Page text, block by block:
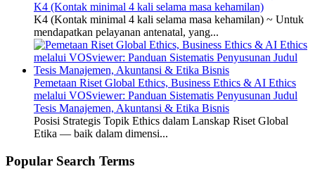
K4 (Kontak minimal 4 kali selama masa kehamilan)
K4 (Kontak minimal 4 kali selama masa kehamilan) ~ Untuk
mendapatkan pelayanan antenatal, yang...
Pemetaan Riset Global Ethics, Business Ethics & AI Ethics
melalui VOSviewer: Panduan Sistematis Penyusunan Judul
Tesis Manajemen, Akuntansi & Etika Bisnis
Posisi Strategis Topik Ethics dalam Lanskap Riset Global
Etika — baik dalam dimensi...
Popular Search Terms